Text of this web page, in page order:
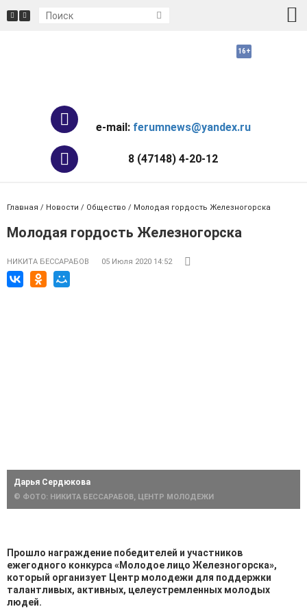
e-mail: ferumnews@yandex.ru
8 (47148) 4-20-12
Главная / Новости / Общество / Молодая гордость Железногорска
Молодая гордость Железногорска
НИКИТА БЕССАРАБОВ 05 Июля 2020 14:52
Дарья Сердюкова
© ФОТО: НИКИТА БЕССАРАБОВ, ЦЕНТР МОЛОДЕЖИ
Прошло награждение победителей и участников
ежегодного конкурса «Молодое лицо Железногорска»,
который организует Центр молодежи для поддержки
талантливых, активных, целеустремленных молодых
людей.